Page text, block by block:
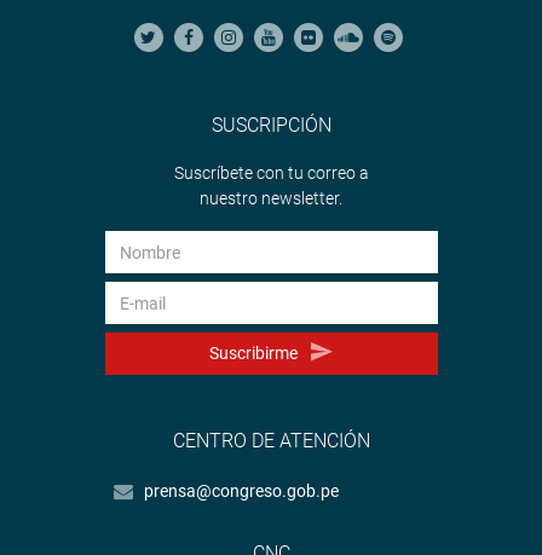
SUSCRIPCIÓN
Suscríbete con tu correo a
nuestro newsletter.
Suscribirme
CENTRO DE ATENCIÓN
prensa@congreso.gob.pe